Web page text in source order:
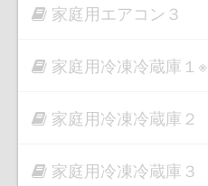
家庭用エアコン３
家庭用冷凍冷蔵庫１※
家庭用冷凍冷蔵庫２
家庭用冷凍冷蔵庫３